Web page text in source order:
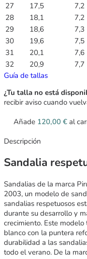
27
17,5
7,2
28
18,1
7,2
29
18,6
7,3
30
19,6
7,5
31
20,1
7,6
32
20,9
7,7
Guía de tallas
¿Tu talla no está
recibir aviso cuando
Añade 120,00 € al
Descripción
Sandalia
Sandalias de la marca
2003, un modelo de
sandalias respetuosos
durante su desarrollo y
crecimiento. Este
blanco con la puntera
durabilidad a las
todo el verano. De la